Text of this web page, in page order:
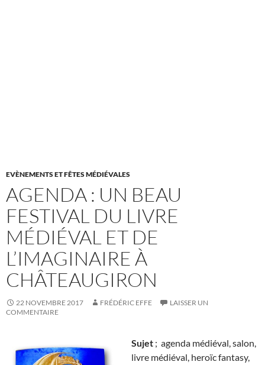
EVÈNEMENTS ET FÊTES MÉDIÉVALES
AGENDA : UN BEAU
FESTIVAL DU LIVRE
MÉDIÉVAL ET DE
L’IMAGINAIRE À
CHÂTEAUGIRON
22 NOVEMBRE 2017 FRÉDÉRIC EFFE
LAISSER UN
COMMENTAIRE
Sujet ; agenda médiéval, salon,
livre médiéval, heroïc fantasy,